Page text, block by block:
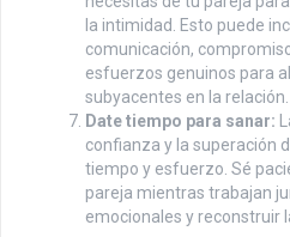
la intimidad. Esto puede
comunicación,
esfuerzos genuinos para
subyacentes en la relación.
Date tiempo para sanar:
confianza y la superación
tiempo y esfuerzo. Sé
pareja mientras trabajan
emocionales y reconstruir